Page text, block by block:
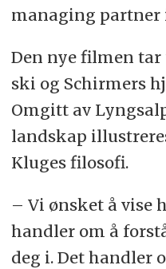
managing partner
Den nye filmen
ski og Schirmers
Omgitt av
landskap
Kluges filosofi.
– Vi ønsket å vise
handler om å
deg i. Det handler